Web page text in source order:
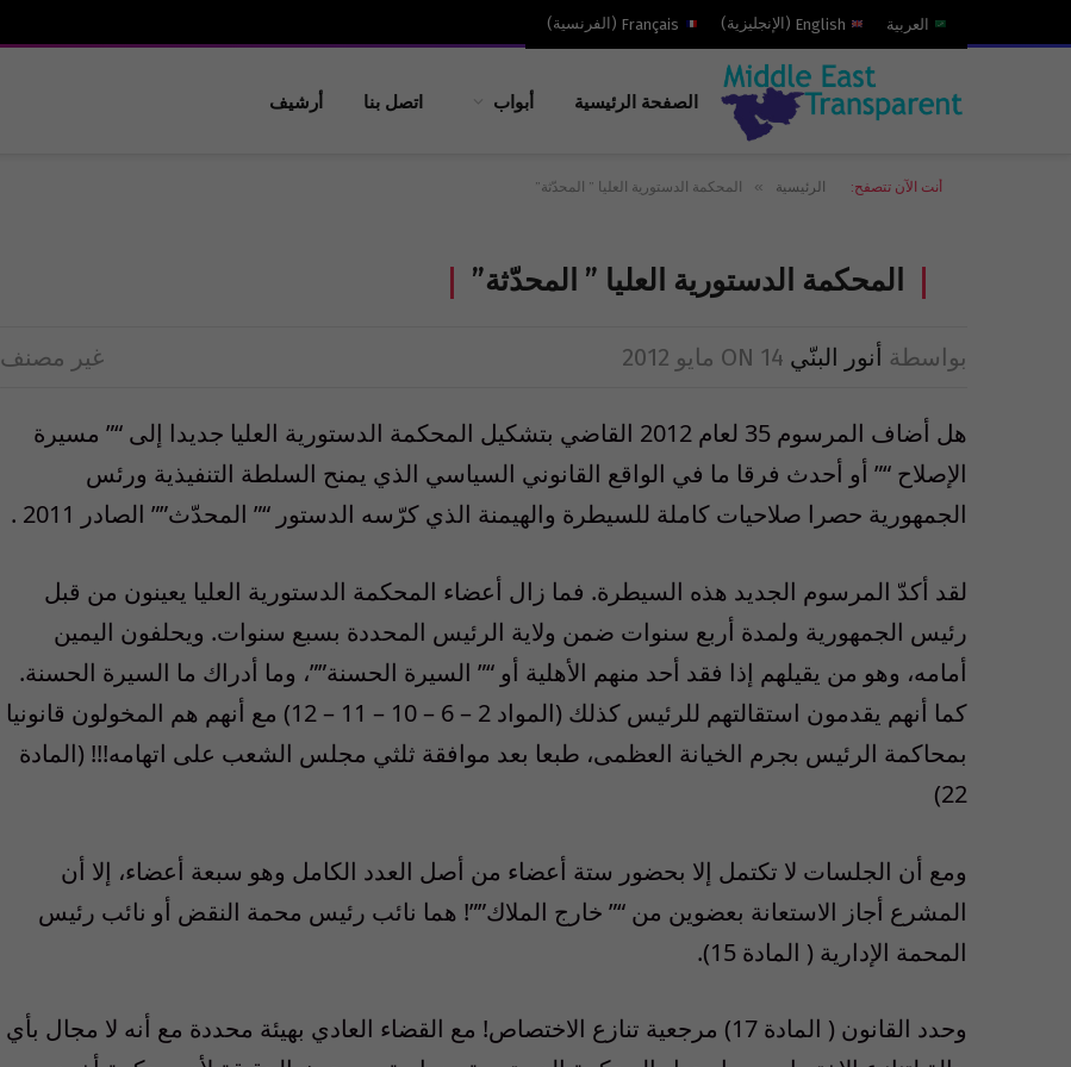
العربية English
( الإنجليزية)
Français
( الفرنسية)
الصفحة الرئيسية أبواب اتصل بنا أرشيف
أنت الآن تتصفح: الرئيسية » المحكمة الدستورية العليا ” المحدّثة”
المحكمة الدستورية العليا ” المحدّثة”
بواسطة أنور البنّي ON 14 مايو 2012 غير مصنف
هل أضاف المرسوم 35 لعام 2012 القاضي بتشكيل المحكمة الدستورية العليا جديدا إلى “” مسيرة
الإصلاح “” أو أحدث فرقا ما في الواقع القانوني السياسي الذي يمنح السلطة التنفيذية ورئس
الجمهورية حصرا صلاحيات كاملة للسيطرة والهيمنة الذي كرّسه الدستور “” المحدّث”” الصادر 2011 .
لقد أكدّ المرسوم الجديد هذه السيطرة. فما زال أعضاء المحكمة الدستورية العليا يعينون من قبل
رئيس الجمهورية ولمدة أربع سنوات ضمن ولاية الرئيس المحددة بسبع سنوات. ويحلفون اليمين
أمامه، وهو من يقيلهم إذا فقد أحد منهم الأهلية أو “” السيرة الحسنة””، وما أدراك ما السيرة الحسنة.
كما أنهم يقدمون استقالتهم للرئيس كذلك (المواد 2 – 6 – 10 – 11 – 12) مع أنهم هم المخولون قانونيا
بمحاكمة الرئيس بجرم الخيانة العظمى، طبعا بعد موافقة ثلثي مجلس الشعب على اتهامه!!! (المادة
22)
ومع أن الجلسات لا تكتمل إلا بحضور ستة أعضاء من أصل العدد الكامل وهو سبعة أعضاء، إلا أن
المشرع أجاز الاستعانة بعضوين من “” خارج الملاك””! هما نائب رئيس محمة النقض أو نائب رئيس
المحمة الإدارية ( المادة 15).
وحدد القانون ( المادة 17) مرجعية تنازع الاختصاص! مع القضاء العادي بهيئة محددة مع أنه لا مجال بأي